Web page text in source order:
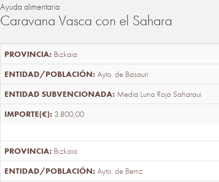
Ayuda alimentaria
Caravana Vasca con el Sahara
Bizkaia
Ayto. de Basauri
Media Luna Roja Saharaui
3.800,00
Bizkaia
Ayto. de Berriz